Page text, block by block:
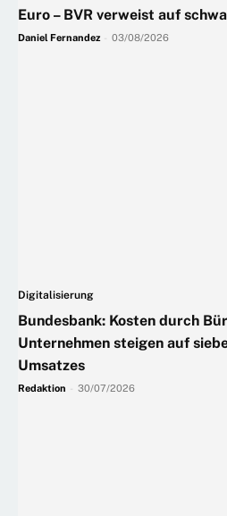
Euro – BVR verweist auf
Daniel Fernandez 03/08/2026
Digitalisierung
Bundesbank: Kosten durch
Unternehmen steigen auf
Umsatzes
Redaktion 30/07/2026